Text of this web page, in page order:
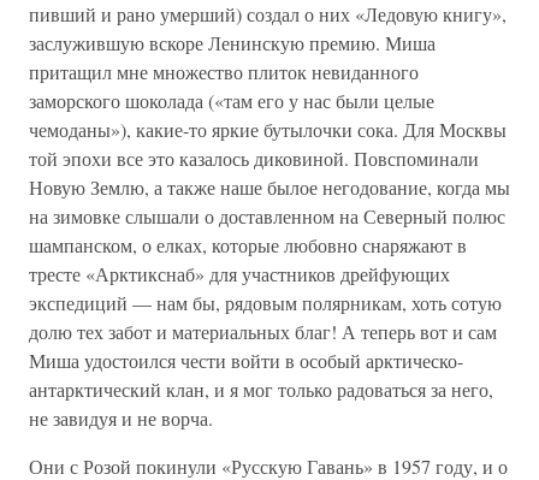
пивший и рано умерший) создал о них «Ледовую книгу»,
заслужившую вскоре Ленинскую премию. Миша
притащил мне множество плиток невиданного
заморского шоколада («там его у нас были целые
чемоданы»), какие-то яркие бутылочки сока. Для Москвы
той эпохи все это казалось диковиной. Повспоминали
Новую Землю, а также наше былое негодование, когда мы
на зимовке слышали о доставленном на Северный полюс
шампанском, о елках, которые любовно снаряжают в
тресте «Арктикснаб» для участников дрейфующих
экспедиций — нам бы, рядовым полярникам, хоть сотую
долю тех забот и материальных благ! А теперь вот и сам
Миша удостоился чести войти в особый арктическо-
антарктический клан, и я мог только радоваться за него,
не завидуя и не ворча.
Они с Розой покинули «Русскую Гавань» в 1957 году, и о